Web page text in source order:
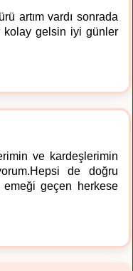
artım vardı sonrada
kolay gelsin iyi günler
ve kardeşlerimin
de doğru
geçen herkese